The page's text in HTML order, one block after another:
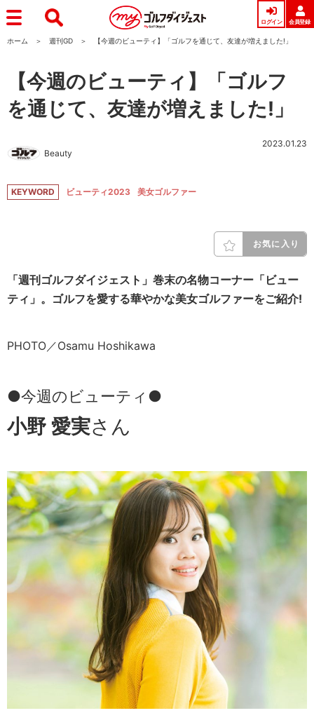
ログイン 会員登録
ホーム 週刊GD 【今週のビューティ】「ゴルフを通じて、友達が増えました!」
【今週のビューティ】「ゴルフ
を通じて、友達が増えました!」
Beauty
2023.01.23
KEYWORD ビューティ2023 美女ゴルファー
お気に入り
「週刊ゴルフダイジェスト」巻末の名物コーナー「ビュー
ティ」。ゴルフを愛する華やかな美女ゴルファーをご紹介!
PHOTO／Osamu Hoshikawa
●今週のビューティ●
小野 愛実さん